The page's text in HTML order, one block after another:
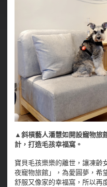
▲斜槓藝人潘慧如開設寵物旅
計，打造毛孩幸福窩。
寶貝毛孩樂樂的離世，讓凍齡
夜寵物旅館」，為愛圓夢，希
舒服又像家的幸福窩，所以再